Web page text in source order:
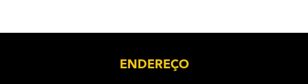
ENDEREÇO